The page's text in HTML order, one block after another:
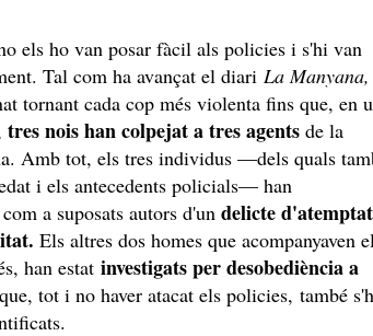
els ho van posar fàcil als policies i s'hi van
Tal com ha avançat el diariLa
tornant cada cop més violenta fins que, en
tres nois han colpejat a tres agents de la
Amb tot, els tres individus —dels quals
i els antecedents policials— han
a suposats autors d'undelicte d'atemptat
Els altres dos homes que acompanyaven
han estatinvestigats per desobediència a
tot i no haver atacat els policies, també